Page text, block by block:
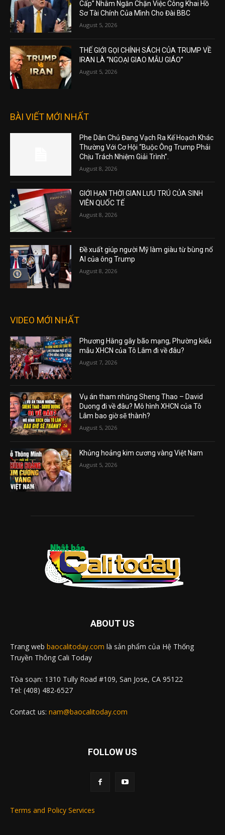
Cấp” Nhằm Ngăn Chặn Việc Công Khai Hồ
Sơ Tài Chính Của Mình Cho Đài BBC
August 5, 2026
THẾ GIỚI GỌI CHÍNH SÁCH CỦA TRUMP VỀ
IRAN LÀ “NGOẠI GIAO MẪU GIÁO”
August 5, 2026
BÀI VIẾT MỚI NHẤT
Phe Dân Chủ Đang Vạch Ra Kế Hoạch Khác
Thường Với Cơ Hội “Buộc Ông Trump Phải
Chịu Trách Nhiệm Giải Trình”.
August 8, 2026
GIỚI HẠN THỜI GIAN LƯU TRÚ CỦA SINH
VIÊN QUỐC TẾ
August 8, 2026
Đề xuất giúp người Mỹ làm giàu từ bùng nổ
AI của ông Trump
August 8, 2026
VIDEO MỚI NHẤT
Phương Hằng gây bão mạng, Phường kiểu
mẫu XHCN của Tô Lâm đi về đâu?
August 7, 2026
Vụ án tham nhũng Sheng Thao – David
Duong đi về đâu? Mô hình XHCN của Tô
Lâm bao giờ sẽ thành?
August 5, 2026
Khủng hoảng kim cương vàng Việt Nam
August 5, 2026
ABOUT US
Trang web baocalitoday.com là sản phẩm của Hệ Thống
Truyền Thông Cali Today
Tòa soạn: 1310 Tully Road #109, San Jose, CA 95122
Tel: (408) 482-6527
Contact us: nam@baocalitoday.com
FOLLOW US
Terms and Policy Services